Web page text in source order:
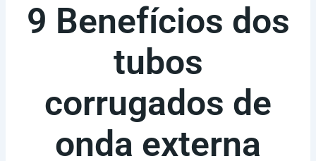
9 Benefícios dos
tubos
corrugados de
onda externa